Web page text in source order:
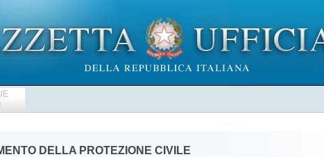
DELLA PROTEZIONE CIVILE